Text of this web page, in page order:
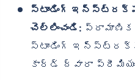
స్టాండింగ్
చెల్లించండి: ప్రామాణిక
స్టాండింగ్
కార్డ్ ద్వారా ప్రీమియం